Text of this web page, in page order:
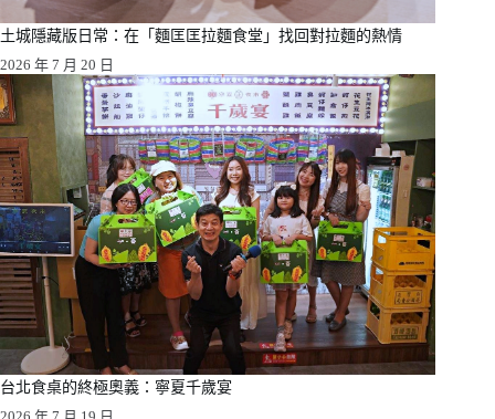
土城隱藏版日常：在「麵匡匡拉麵食堂」找回對拉麵的熱情
2026 年 7 月 20 日
台北食桌的終極奧義：寧夏千歲宴